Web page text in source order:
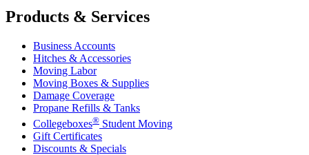
Products & Services
Business Accounts
Hitches & Accessories
Moving Labor
Moving Boxes & Supplies
Damage Coverage
Propane Refills & Tanks
Collegeboxes® Student Moving
Gift Certificates
Discounts & Specials